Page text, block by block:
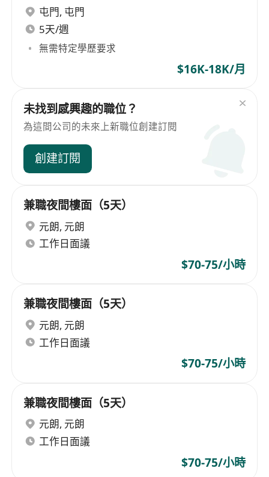
屯門, 屯門
5天/週
無需特定學歷要求
$16K-18K/月
未找到感興趣的職位？
為這間公司的未來上新職位創建訂閱
創建訂閱
兼職夜間樓面（5天）
元朗, 元朗
工作日面議
$70-75/小時
兼職夜間樓面（5天）
元朗, 元朗
工作日面議
$70-75/小時
兼職夜間樓面（5天）
元朗, 元朗
工作日面議
$70-75/小時